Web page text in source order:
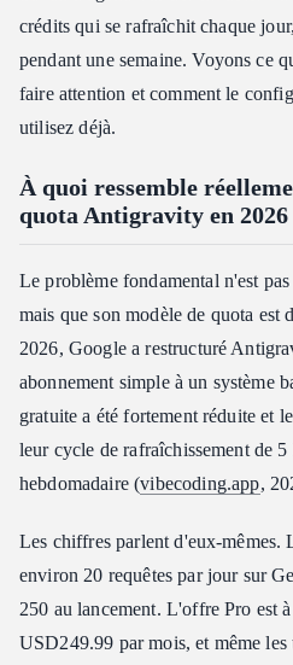
lui-même
Qui devrait passer à une
devrait attendre ?
Foire aux questions
Une alternative au quota
Mes outils d'agent
quota Antigravity ?
Antigravity ?
Puis-je continuer à utiliser
blocages de quota ?
En résumé : trouver une
crédits qui se rafraîchit chaque
pendant une semaine. Voyons ce
faire attention et comment le
utilisez déjà.
À quoi ressemble
quota Antigravity en 2026
Le problème fondamental n'est
mais que son modèle de quota est
2026, Google a restructuré
abonnement simple à un système
gratuite a été fortement réduite et
leur cycle de rafraîchissement de
hebdomadaire (vibecoding.app,
Les chiffres parlent d'eux-mêmes.
environ 20 requêtes par jour sur
250 au lancement. L'offre Pro est
USD249.99 par mois, et même